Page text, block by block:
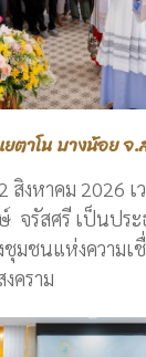
ตาโน บางน้อย จ.
หาคม 2026 เว
จรัสศรี เป็นปร
มชนแห่งความเ
คราม